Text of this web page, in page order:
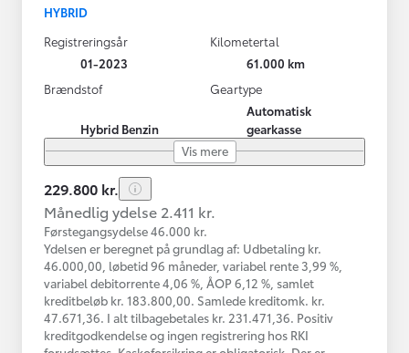
HYBRID
Registreringsår
01-2023
Kilometertal
61.000 km
Brændstof
Hybrid Benzin
Geartype
Automatisk
gearkasse
Vis mere
229.800 kr.
Månedlig ydelse 2.411 kr.
Førstegangsydelse 46.000 kr.
Ydelsen er beregnet på grundlag af: Udbetaling kr.
46.000,00, løbetid 96 måneder, variabel rente 3,99 %,
variabel debitorrente 4,06 %, ÅOP 6,12 %, samlet
kreditbeløb kr. 183.800,00. Samlede kreditomk. kr.
47.671,36. I alt tilbagebetales kr. 231.471,36. Positiv
kreditgodkendelse og ingen registrering hos RKI